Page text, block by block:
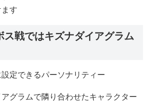
す
ス戦ではキズナダイアグラム
定できるパーソナリティー
グラムで隣り合わせたキャラクター